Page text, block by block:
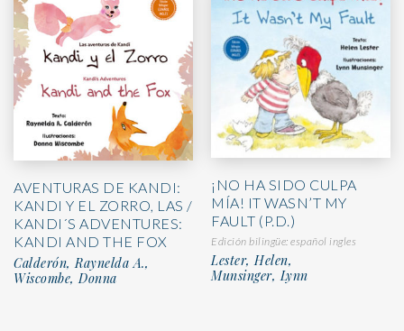
AVENTURAS DE KANDI:
KANDI Y EL ZORRO, LAS /
KANDI´S ADVENTURES:
KANDI AND THE FOX
Calderón, Raynelda A.,
Wiscombe, Donna
¡NO HA SIDO CULPA
MÍA! IT WASN’T MY
FAULT (P.D.)
Edición bilingüe: español ingles
Lester, Helen,
Munsinger, Lynn